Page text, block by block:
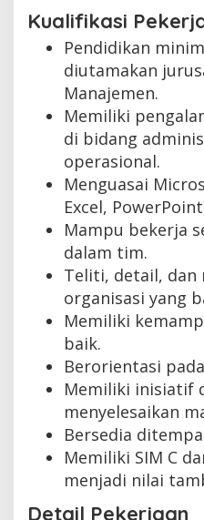
Kualifikasi
Pendidikan
diutamakan
Manajemen.
Memiliki
di bidang
operasional.
Menguasai
Excel,
Mampu bekerja
dalam tim.
Teliti, detail, dan
organisasi yang
Memiliki
baik.
Berorientasi
Memiliki inisiatif
menyelesaikan
Bersedia
Memiliki SIM C
menjadi nilai
Detail Pekerjaan